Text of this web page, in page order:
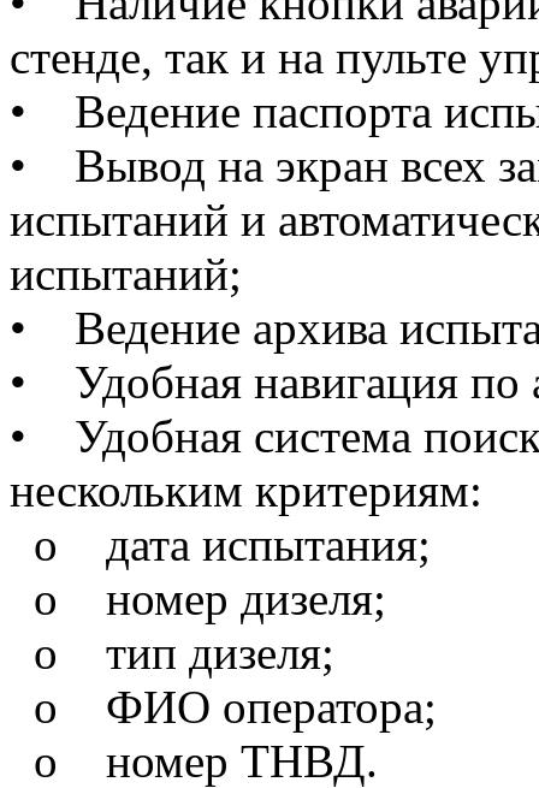
стенде, так и на пульте
• Ведение паспорта
• Вывод на экран всех
испытаний и
испытаний;
• Ведение архива
• Удобная навигация по
• Удобная система
нескольким критериям:
o дата испытания;
o номер дизеля;
o тип дизеля;
o ФИО оператора;
o номер ТНВД.